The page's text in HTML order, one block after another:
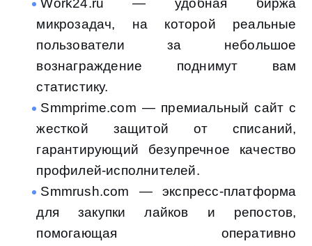
Work24.ru — удобная биржа
микрозадач, на которой реальные
пользователи за небольшое
вознаграждение поднимут вам
статистику.
Smmprime.com — премиальный сайт с
жесткой защитой от списаний,
гарантирующий безупречное качество
профилей-исполнителей.
Smmrush.com — экспресс-платформа
для закупки лайков и репостов,
помогающая оперативно